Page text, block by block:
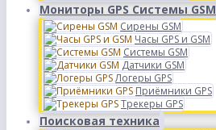
Мониторы GPS Системы GSM
Сирены GSM
Часы GPS и GSM
Системы GSM
Датчики GSM
Логеры GPS
Приёмники GPS
Трекеры GPS
Поисковая техника